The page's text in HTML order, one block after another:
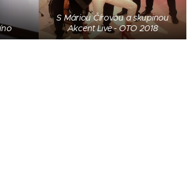
S Máriou Čírovou a skupinou
Akcent Live - OTO 2018